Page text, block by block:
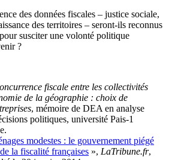
des données fiscales – justice sociale,
des territoires – seront-ils reconnus
susciter une volonté politique
?
fiscale entre les collectivités
de la géographie : choix de
, mémoire de DEA en analyse
politiques, université Pais‑1
modestes : le gouvernement piégé
la fiscalité françaises », LaTribune.fr,